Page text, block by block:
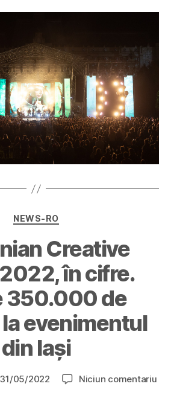
NEWS-RO
Creative
în cifre.
350.000 de
evenimentul
din Iași
31/05/2022 Niciun comentariu